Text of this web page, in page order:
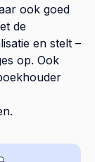
ook goed
de
en stelt –
op. Ook